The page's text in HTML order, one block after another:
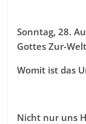
Sonntag, 28.
Gottes Zur-
Womit ist das
Nicht nur uns